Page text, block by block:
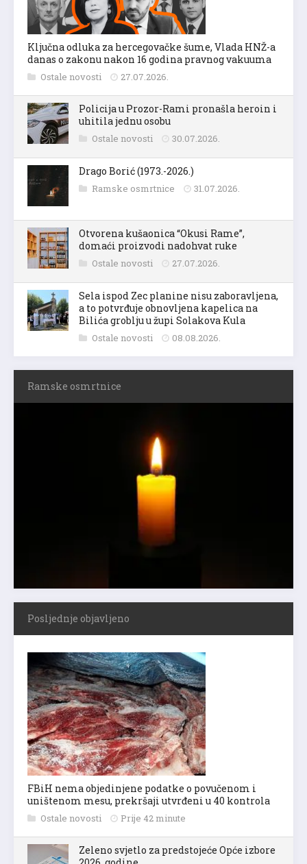
Ključna odluka za hercegovačke šume, Vlada HNŽ-a
danas o zakonu nakon 16 godina pravnog vakuuma
Ostale novosti 27.07.2026.
Policija u Prozor-Rami pronašla heroin i
uhitila jednu osobu
Ostale novosti 30.07.2026.
Drago Borić (1973.-2026.)
Ramske osmrtnice 31.07.2026.
Otvorena kušaonica “Okusi Rame”,
domaći proizvodi nadohvat ruke
Ostale novosti 27.07.2026.
Sela ispod Zec planine nisu zaboravljena,
a to potvrđuje obnovljena kapelica na
Bilića groblju u župi Solakova Kula
Ostale novosti 08.08.2026.
Ramske osmrtnice
Posljednje objavljeno
FBiH nema objedinjene podatke o povučenom i
uništenom mesu, prekršaji utvrđeni u 40 kontrola
Ostale novosti Prije 42 minute
Zeleno svjetlo za predstojeće Opće izbore